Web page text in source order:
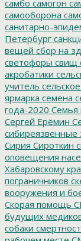
самбо самогон
самооборона
санитарно-
Петербург
вещей сбор на
светофоры свищ
акробатики
учитель
ярмарка семена
года-2020 Семья
Сергей Ерёмин
сибиреязвенные
Сирия Сироткин
оповещения
Хабаровскому
пограничников
вооружения и
Скорая помощь
будущих
собаки